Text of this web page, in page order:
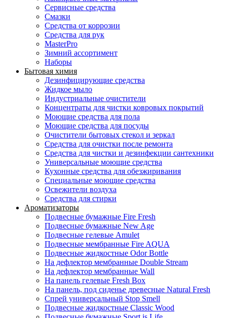
Сервисные средства
Смазки
Средства от коррозии
Средства для рук
MasterPro
Зимний ассортимент
Наборы
Бытовая химия
Дезинфицирующие средства
Жидкое мыло
Индустриальные очистители
Концентраты для чистки ковровых покрытий
Моющие средства для пола
Моющие средства для посуды
Очистители бытовых стекол и зеркал
Средства для очистки после ремонта
Средства для чистки и дезинфекции сантехники
Универсальные моющие средства
Кухонные средства для обезжиривания
Специальные моющие средства
Освежители воздуха
Средства для стирки
Ароматизаторы
Подвесные бумажные Fire Fresh
Подвесные бумажные New Age
Подвесные гелевые Amulet
Подвесные мембранные Fire AQUA
Подвесные жидкостные Odor Bottle
На дефлектор мембранные Double Stream
На дефлектор мембранные Wall
На панель гелевые Fresh Box
На панель, под сиденье древесные Natural Fresh
Спрей универсальный Stop Smell
Подвесные жидкостные Classic Wood